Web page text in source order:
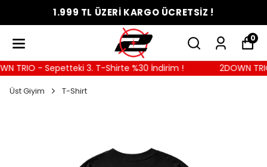
1.999 TL ÜZERİ KARGO ÜCRETSİZ !
0
TRIO - Sepetteki 3. T-Shirte %30 İndirim ! 2DOWN
Üst Giyim T-Shirt